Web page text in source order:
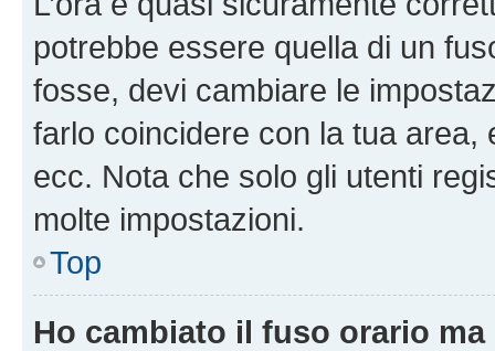
potrebbe essere quella di un
fosse, devi cambiare le
farlo coincidere con la tua area,
ecc. Nota che solo gli utenti
molte impostazioni.
Top
Ho cambiato il fuso orario ma